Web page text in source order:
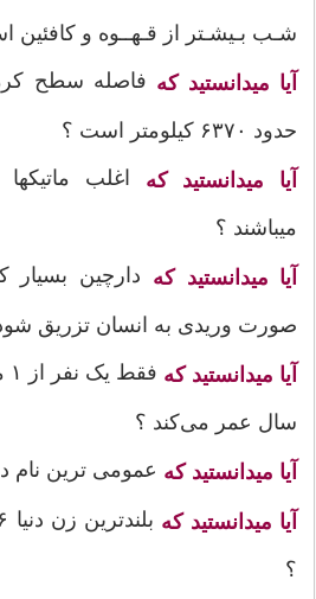
شـب بـیشـتر از قـهــوه و
آیا میدانستید که فاصله سطح کره
حدود ۶۳۷۰ کیلومتر است ؟
آیا میدانستید که اغلب
میباشند ؟
آیا میدانستید که دارچین
صورت وریدی به انسان تزریق
آیا میدانستید که
سال عمر می‌کند ؟
آیا میدانستید که عمومی ترین نام
آیا میدانستید که
؟